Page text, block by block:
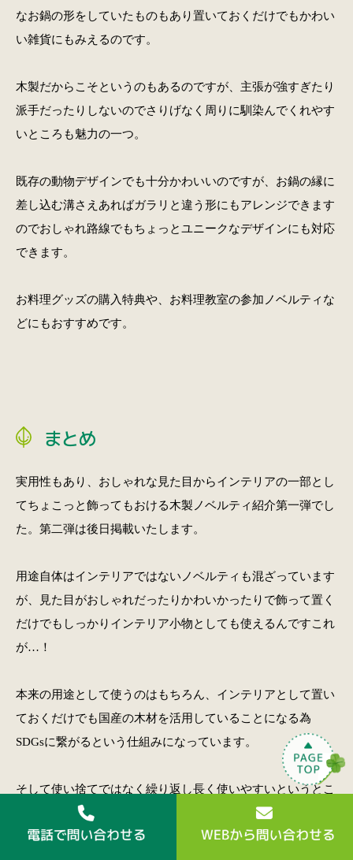
なお鍋の形をしていたものもあり置いておくだけでもかわい
い雑貨にもみえるのです。
木製だからこそというのもあるのですが、主張が強すぎたり
派手だったりしないのでさりげなく周りに馴染んでくれやす
いところも魅力の一つ。
既存の動物デザインでも十分かわいいのですが、お鍋の縁に
差し込む溝さえあればガラリと違う形にもアレンジできます
のでおしゃれ路線でもちょっとユニークなデザインにも対応
できます。
お料理グッズの購入特典や、お料理教室の参加ノベルティな
どにもおすすめです。
まとめ
実用性もあり、おしゃれな見た目からインテリアの一部とし
てちょこっと飾ってもおける木製ノベルティ紹介第一弾でし
た。第二弾は後日掲載いたします。
用途自体はインテリアではないノベルティも混ざっています
が、見た目がおしゃれだったりかわいかったりで飾って置く
だけでもしっかりインテリア小物としても使えるんですこれ
が…！
本来の用途として使うのはもちろん、インテリアとして置い
ておくだけでも国産の木材を活用していることになる為
SDGsに繋がるという仕組みになっています。
そして使い捨てではなく繰り返し長く使いやすいというとこ
ろも、捨てる資源を減らすことになる為環境にも配慮してい
るノベルティと言えます。